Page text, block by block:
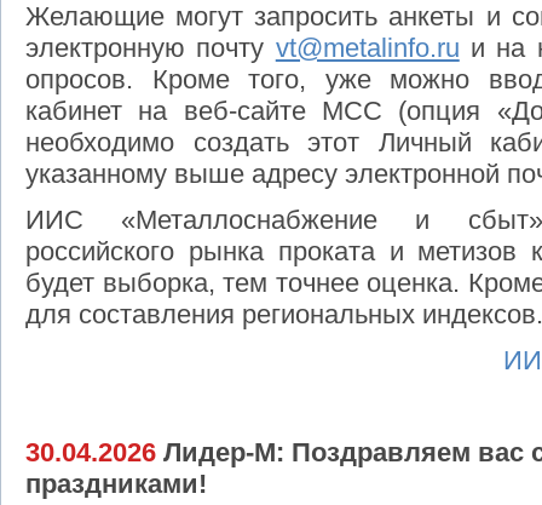
Желающие могут запросить анкеты и
электронную почту vt@metalinfo.ru и на
опросов. Кроме того, уже можно
кабинет на веб-сайте МСС (опция
необходимо создать этот Личный
указанному выше адресу электронной
ИИС «Металлоснабжение и сбыт»
российского рынка проката и
будет выборка, тем точнее оценка.
для составления региональных индексов.
30.04.2026 Лидер-М: Поздравляем вас
праздниками!